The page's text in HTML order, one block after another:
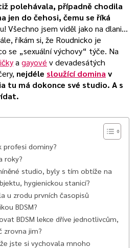
polehávala, případně chodila
jen do čehosi, čemu se říká
Všechno jsem viděl jako na dlani…
říkám si, že Roudnicko je
se „sexuální výchovy“ týče. Na
a gayové v devadesátých
nejdéle sloužící domina v
tu má dokonce své studio. A s
profesi dominy?
roky?
studio, byly s tím obtíže na
hygienickou stanicí?
u zrodu prvních časopisů
BDSM?
BDSM lekce dříve jednotlivcům,
zrovna jim?
jste si vychovala mnoho